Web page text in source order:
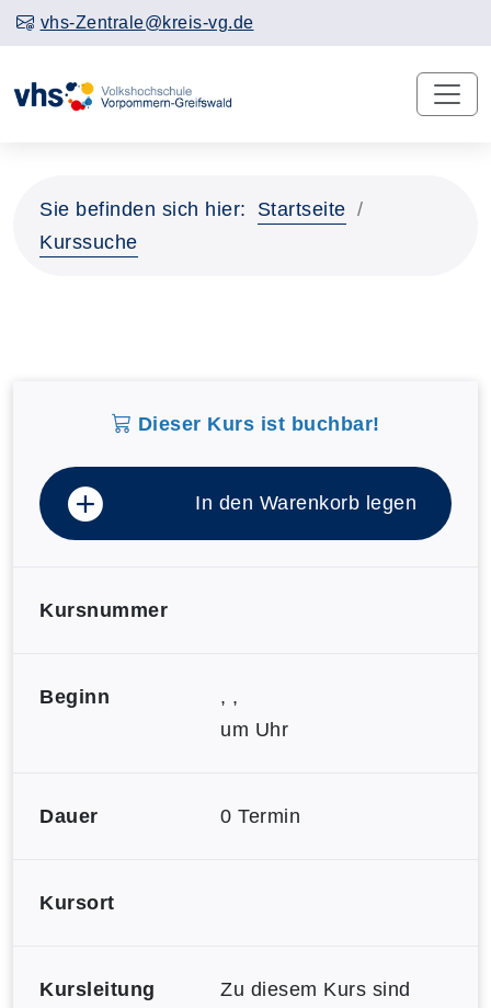
vhs-Zentrale@kreis-vg.de
Sie befinden sich hier:
Startseite
Kurssuche
Dieser Kurs ist buchbar!
In den Warenkorb legen
Kursnummer
Beginn
, ,
um Uhr
Dauer 0 Termin
Kursort
Kursleitung
Zu diesem Kurs sind